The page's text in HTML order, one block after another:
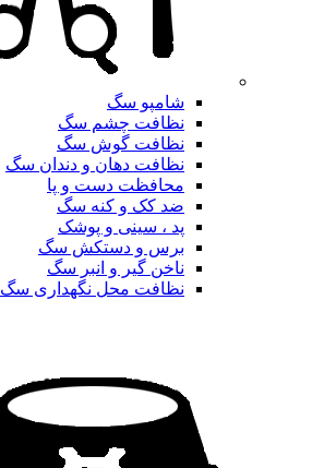
شامپو سگ
نظافت چشم سگ
نظافت گوش سگ
نظافت دهان و دندان سگ
محافظت دست و پا
ضد کک و کنه سگ
پد ، سینی و پوشک
برس و دستکش سگ
ناخن گیر و انبر سگ
نظافت محل نگهداری سگ